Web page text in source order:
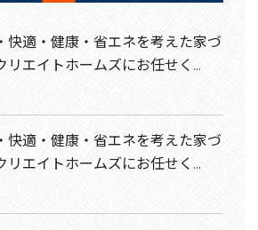
快適・健康・省エネを考えた家づ
リエイトホームズにお任せく...
快適・健康・省エネを考えた家づ
リエイトホームズにお任せく...